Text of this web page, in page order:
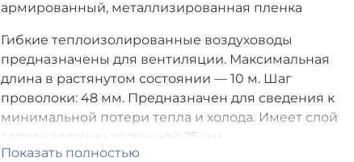
армированный, металлизированная пленка
Гибкие теплоизолированные воздуховоды
предназначены для вентиляции. Максимальная
длина в растянутом состоянии — 10 м. Шаг
проволоки: 48 мм. Предназначен для сведения к
минимальной потери тепла и холода. Имеет слой
теплоизоляции толщиной 25 мм.
Показать полностью